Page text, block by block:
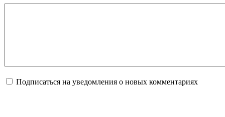
Подписаться на уведомления о новых комментариях